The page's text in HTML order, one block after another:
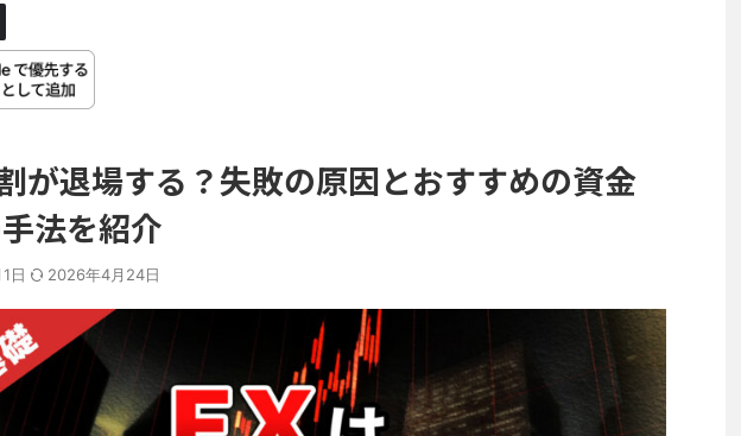
が退場する？失敗の原因とおすすめの資金
法を紹介
日 2026年4月24日